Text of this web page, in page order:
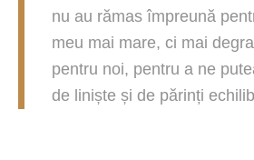
nu au rămas împreună
meu mai mare, ci mai
pentru noi, pentru a ne
de liniște și de părinți